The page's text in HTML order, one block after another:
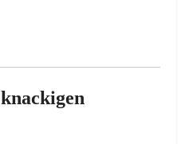
knackigen